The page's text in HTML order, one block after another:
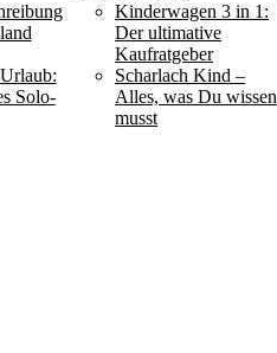
Solo-
Kinderwagen 3 in 1:
Der ultimative
Kaufratgeber
Scharlach Kind –
Alles, was Du wissen
musst